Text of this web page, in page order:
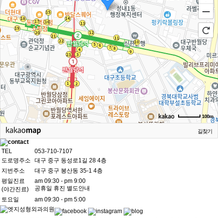
100m
길찾기
TEL
053-710-7107
도로명주소
대구 중구 동성로1길 28 4층
지번주소
대구 중구 봉산동 35-1 4층
평일진료
(야간진료)
am 09:30 - pm 9:00
공휴일 휴진 별도안내
토요일
am 09:30 - pm 5:00